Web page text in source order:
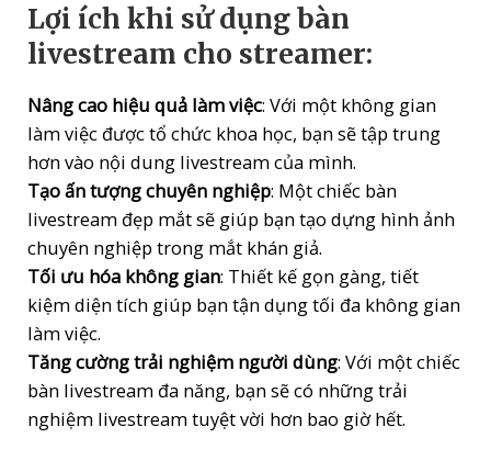
Lợi ích khi sử dụng bàn
livestream cho streamer:
Nâng cao hiệu quả làm việc: Với một không gian
làm việc được tổ chức khoa học, bạn sẽ tập trung
hơn vào nội dung livestream của mình.
Tạo ấn tượng chuyên nghiệp: Một chiếc bàn
livestream đẹp mắt sẽ giúp bạn tạo dựng hình ảnh
chuyên nghiệp trong mắt khán giả.
Tối ưu hóa không gian: Thiết kế gọn gàng, tiết
kiệm diện tích giúp bạn tận dụng tối đa không gian
làm việc.
Tăng cường trải nghiệm người dùng: Với một chiếc
bàn livestream đa năng, bạn sẽ có những trải
nghiệm livestream tuyệt vời hơn bao giờ hết.